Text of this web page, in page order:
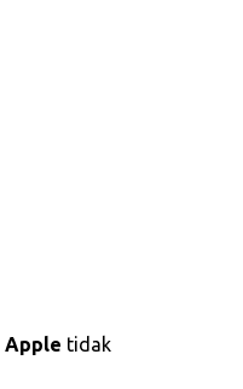
Apple tidak